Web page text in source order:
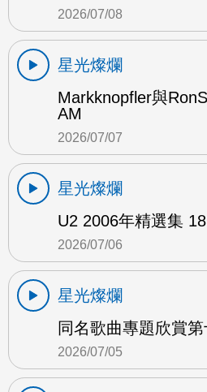
2026/07/08
星光燦爛
Markknopfler與
AM
2026/07/07
星光燦爛
U2 2006年精選集
2026/07/06
星光燦爛
同名歌曲專題欣賞
2026/07/05